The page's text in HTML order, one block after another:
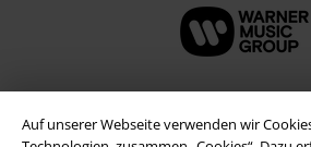
Auf unserer Webseite verwenden wir